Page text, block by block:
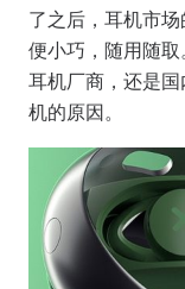
了之后，耳机市
便小巧，随用随
耳机厂商，还是
机的原因。